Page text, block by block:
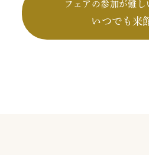
フェアの参加が難し
いつでも来